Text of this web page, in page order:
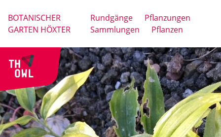
BOTANISCHER
GARTEN HÖXTER
Rundgänge
Pflanzungen
Sammlungen
Pflanzen